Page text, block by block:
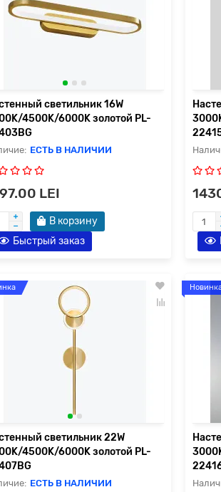
светильник 16W
4500K/6000K золотой PL-
ЕСТЬ В НАЛИЧИИ
LEI
В корзину
Быстрый заказ
светильник 22W
4500K/6000K золотой PL-
ЕСТЬ В НАЛИЧИИ